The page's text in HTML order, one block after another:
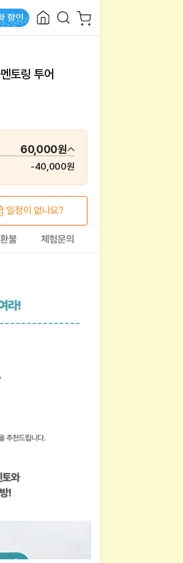
토링 투어
60,000원
-40,000원
일정이 없나요?
불 체험문의